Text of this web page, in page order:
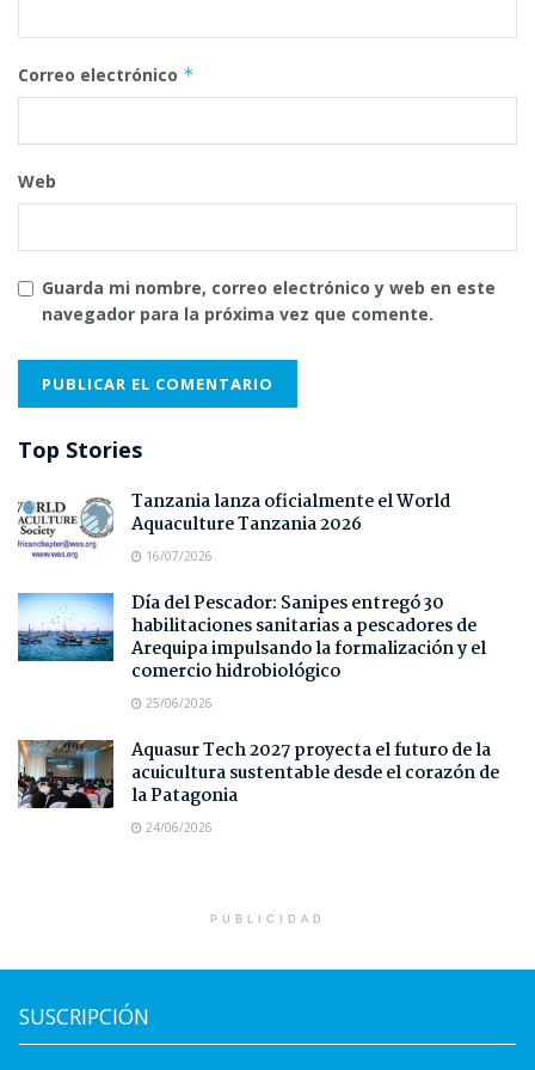
Correo electrónico *
Web
Guarda mi nombre, correo electrónico y web en este
navegador para la próxima vez que comente.
Top Stories
Tanzania lanza oficialmente el World
Aquaculture Tanzania 2026
16/07/2026
Día del Pescador: Sanipes entregó 30
habilitaciones sanitarias a pescadores de
Arequipa impulsando la formalización y el
comercio hidrobiológico
25/06/2026
Aquasur Tech 2027 proyecta el futuro de la
acuicultura sustentable desde el corazón de
la Patagonia
24/06/2026
PUBLICIDAD
SUSCRIPCIÓN